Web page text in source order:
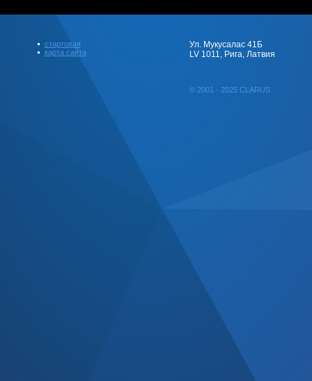
стартовая
карта сайта
Ул. Мукусалас 41Б
LV 1011, Рига, Латвия
© 2001 - 2025 CLARUS